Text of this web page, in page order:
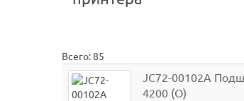
Всего: 85
JC72-00102A
4200 (O)